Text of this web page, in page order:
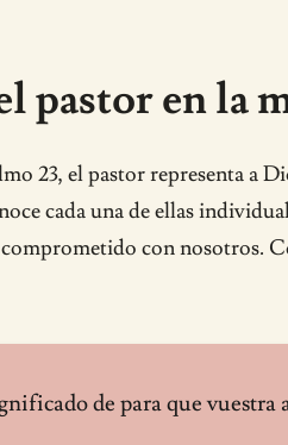
pastor en la
23, el pastor representa a
cada una de ellas
con nosotros.
de para que vuestra